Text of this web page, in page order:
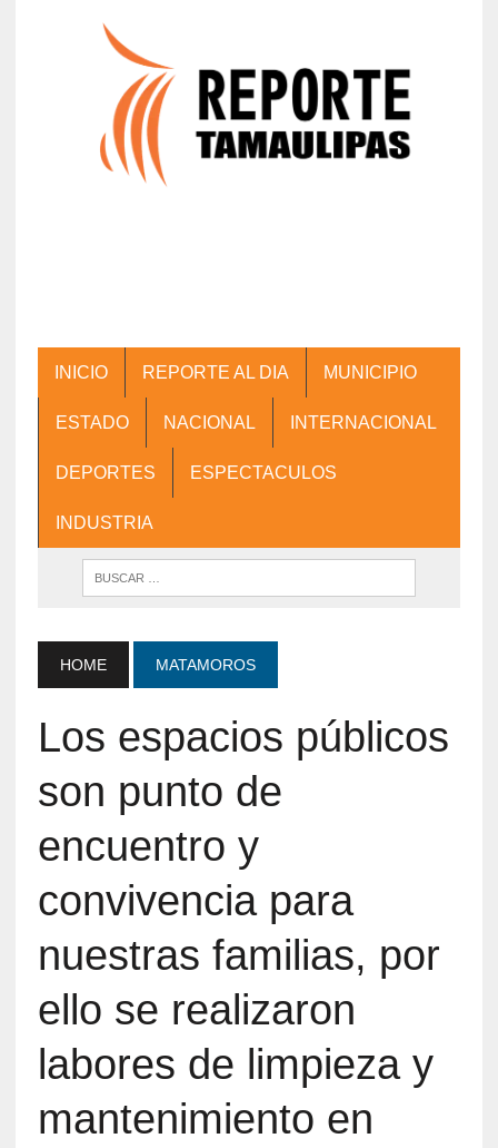
INICIO REPORTE AL DIA MUNICIPIO
ESTADO NACIONAL INTERNACIONAL
DEPORTES ESPECTACULOS
INDUSTRIA
HOME MATAMOROS
Los espacios públicos
son punto de
encuentro y
convivencia para
nuestras familias, por
ello se realizaron
labores de limpieza y
mantenimiento en